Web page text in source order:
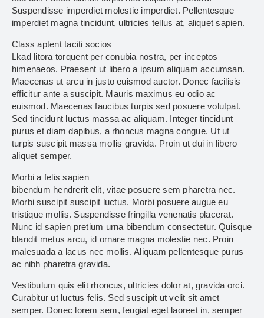
Suspendisse imperdiet molestie imperdiet. Pellentesque
imperdiet magna tincidunt, ultricies tellus at, aliquet sapien.
Class aptent taciti socios
Lkad litora torquent per conubia nostra, per inceptos
himenaeos. Praesent ut libero a ipsum aliquam accumsan.
Maecenas ut arcu in justo euismod auctor. Donec facilisis
efficitur ante a suscipit. Mauris maximus eu odio ac
euismod. Maecenas faucibus turpis sed posuere volutpat.
Sed tincidunt luctus massa ac aliquam. Integer tincidunt
purus et diam dapibus, a rhoncus magna congue. Ut ut
turpis suscipit massa mollis gravida. Proin ut dui in libero
aliquet semper.
Morbi a felis sapien
bibendum hendrerit elit, vitae posuere sem pharetra nec.
Morbi suscipit suscipit luctus. Morbi posuere augue eu
tristique mollis. Suspendisse fringilla venenatis placerat.
Nunc id sapien pretium urna bibendum consectetur. Quisque
blandit metus arcu, id ornare magna molestie nec. Proin
malesuada a lacus nec mollis. Aliquam pellentesque purus
ac nibh pharetra gravida.
Vestibulum quis elit rhoncus, ultricies dolor at, gravida orci.
Curabitur ut luctus felis. Sed suscipit ut velit sit amet
semper. Donec lorem sem, feugiat eget laoreet in, semper